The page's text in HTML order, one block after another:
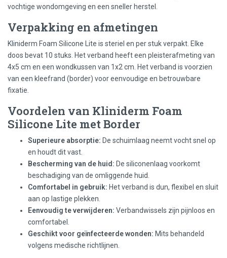
vochtige wondomgeving en een sneller herstel.
Verpakking en afmetingen
Kliniderm Foam Silicone Lite is steriel en per stuk verpakt. Elke
doos bevat 10 stuks. Het verband heeft een pleisterafmeting van
4x5 cm en een wondkussen van 1x2 cm. Het verband is voorzien
van een kleefrand (border) voor eenvoudige en betrouwbare
fixatie.
Voordelen van Kliniderm Foam
Silicone Lite met Border
Superieure absorptie: De schuimlaag neemt vocht snel op
en houdt dit vast.
Bescherming van de huid: De siliconenlaag voorkomt
beschadiging van de omliggende huid.
Comfortabel in gebruik: Het verband is dun, flexibel en sluit
aan op lastige plekken.
Eenvoudig te verwijderen: Verbandwissels zijn pijnloos en
comfortabel.
Geschikt voor geïnfecteerde wonden: Mits behandeld
volgens medische richtlijnen.